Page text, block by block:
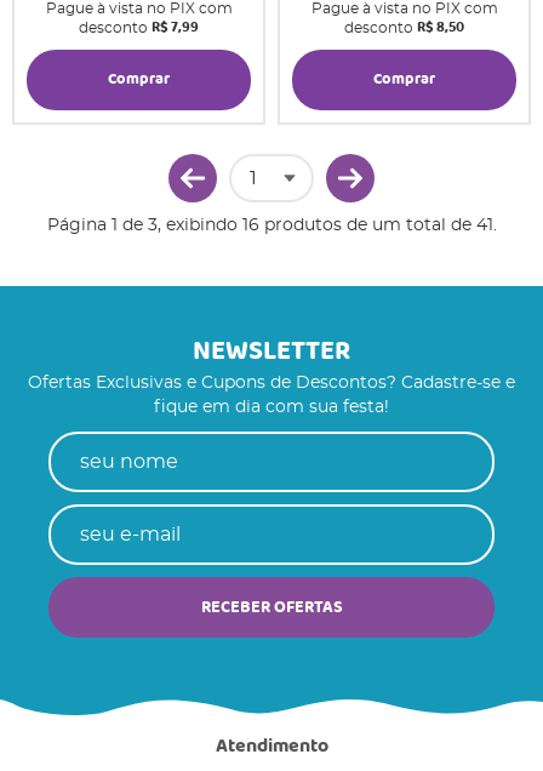
Pague à vista no PIX com
desconto R$ 7,99
Comprar
Pague à vista no PIX com
desconto R$ 8,50
Comprar
Página 1 de 3, exibindo 16 produtos de um total de 41.
NEWSLETTER
Ofertas Exclusivas e Cupons de Descontos? Cadastre-se e
fique em dia com sua festa!
RECEBER OFERTAS
Atendimento